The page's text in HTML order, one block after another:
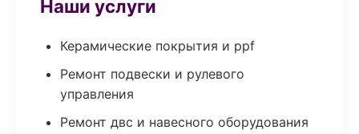
Наши услуги
Керамические покрытия и ppf
Ремонт подвески и рулевого
управления
Ремонт двс и навесного оборудования